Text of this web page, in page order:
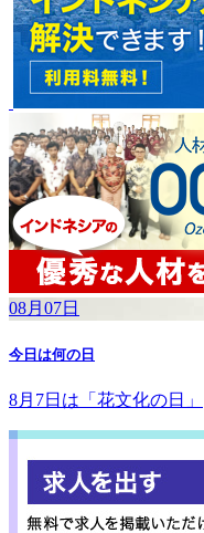
08月07日
今日は何の日
8月7日は「花文化の日」